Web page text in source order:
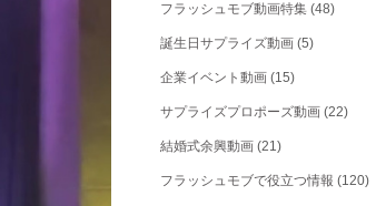
フラッシュモブ動画特集(48)
誕生日サプライズ動画(5)
企業イベント動画(15)
サプライズプロポーズ動画(22)
結婚式余興動画(21)
フラッシュモブで役立つ情報 (120)